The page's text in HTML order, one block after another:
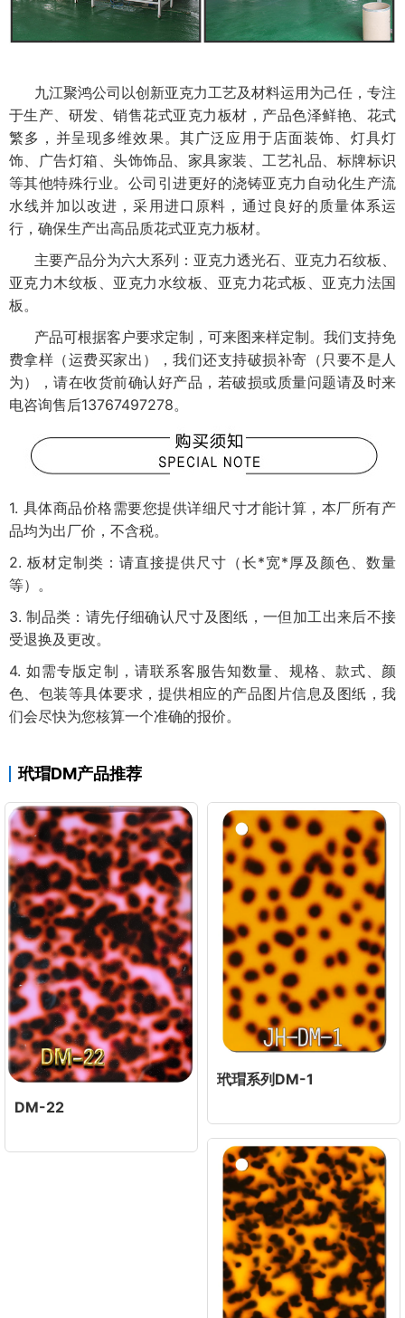
九江聚鸿公司以创新亚克力工艺及材料运用为己任，专注
于生产、研发、销售花式亚克力板材，产品色泽鲜艳、花式
繁多，并呈现多维效果。其广泛应用于店面装饰、灯具灯
饰、广告灯箱、头饰饰品、家具家装、工艺礼品、标牌标识
等其他特殊行业。公司引进更好的浇铸亚克力自动化生产流
水线并加以改进，采用进口原料，通过良好的质量体系运
行，确保生产出高品质花式亚克力板材。
主要产品分为六大系列：亚克力透光石、亚克力石纹板、
亚克力木纹板、亚克力水纹板、亚克力花式板、亚克力法国
板。
产品可根据客户要求定制，可来图来样定制。我们支持免
费拿样（运费买家出），我们还支持破损补寄（只要不是人
为），请在收货前确认好产品，若破损或质量问题请及时来
电咨询售后13767497278。
1. 具体商品价格需要您提供详细尺寸才能计算，本厂所有产
品均为出厂价，不含税。
2. 板材定制类：请直接提供尺寸（长*宽*厚及颜色、数量
等）。
3. 制品类：请先仔细确认尺寸及图纸，一但加工出来后不接
受退换及更改。
4. 如需专版定制，请联系客服告知数量、规格、款式、颜
色、包装等具体要求，提供相应的产品图片信息及图纸，我
们会尽快为您核算一个准确的报价。
玳瑁DM产品推荐
DM-22
玳瑁系列DM-1